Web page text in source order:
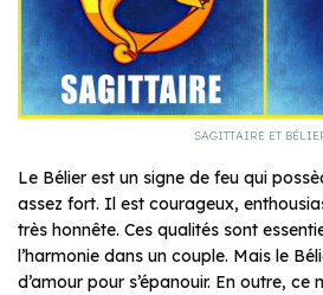
SAGITTAIRE ET
Le Bélier est un signe de feu qui
assez fort. Il est courageux,
très honnête. Ces qualités sont
l’harmonie dans un couple. Mais le
d’amour pour s’épanouir. En outre, ce